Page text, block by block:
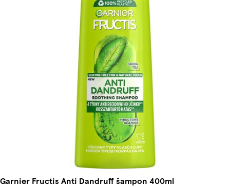
Garnier Fructis Anti Dandruff šampon 400ml